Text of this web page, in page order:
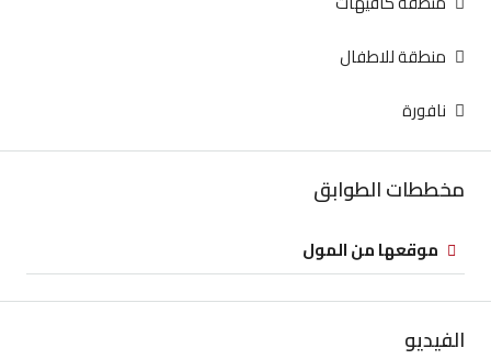
منطقة للاطفال
نافورة
مخططات الطوابق
موقعها من المول
الفيديو